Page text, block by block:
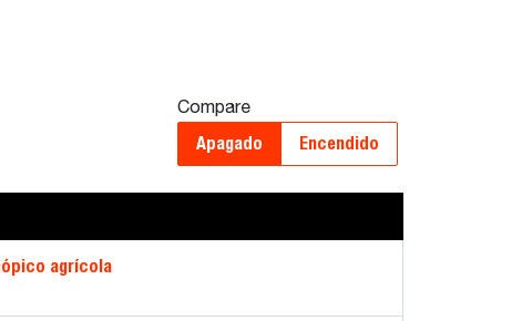
Compare
Apagado Encendido
agrícola